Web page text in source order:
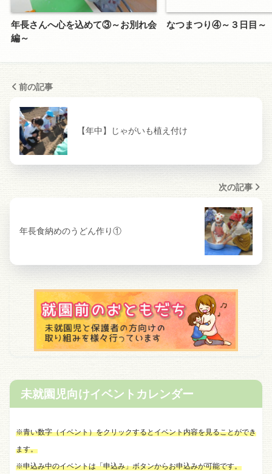
年長さんへ心を込めて③～お別れ会
編～
なつまつり④～３日目～
前の記事
【年中】じゃがいも植え付け
次の記事
年長食納めのうどん作り①
未就園児向けイベントカレンダー
※青い数字（イベント）をクリックするとイベント内容を見ることができ
ます。
※申込み中のイベントは「申込み」ボタンからお申込みが可能です。